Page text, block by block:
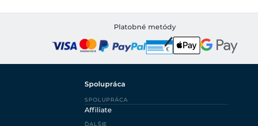
Platobné metódy
Spolupráca
SPOLUPRÁCA
Affiliate
ĎALŠIE